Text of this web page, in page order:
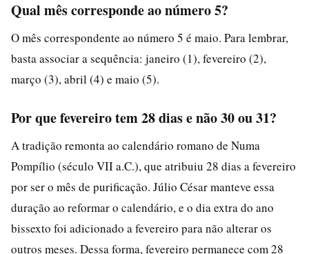
Qual mês corresponde ao número 5?
O mês correspondente ao número 5 é maio. Para lembrar,
basta associar a sequência: janeiro (1), fevereiro (2),
março (3), abril (4) e maio (5).
Por que fevereiro tem 28 dias e não 30 ou 31?
A tradição remonta ao calendário romano de Numa
Pompílio (século VII a.C.), que atribuiu 28 dias a fevereiro
por ser o mês de purificação. Júlio César manteve essa
duração ao reformar o calendário, e o dia extra do ano
bissexto foi adicionado a fevereiro para não alterar os
outros meses. Dessa forma, fevereiro permanece com 28